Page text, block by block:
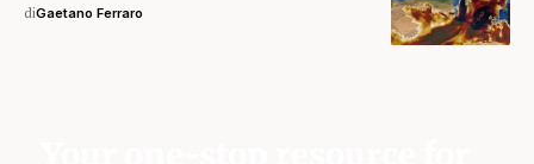
diGaetano Ferraro